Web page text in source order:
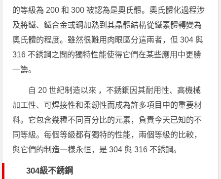
的等級為 200 和 300 被認為是奧氏體。奧氏體化過程涉
及將鐵、鐵合金或鋼加熱到其晶體結構從鐵素體轉變為
奧氏體的程度。雖然很難用肉眼區分這兩者，但 304 與
316 不銹鋼之間的獨特性能使得它們在某些應用中更勝
一籌。
自 20 世紀制造以來 ，不銹鋼因其耐用性、高機械
加工性、可焊接性和柔韌性而成為許多項目中的重要材
料。它包含幾種不同百分比的元素，負責今天已知的不
同等級。每個等級都有獨特的性能，兩個等級的比較，
與它們的制造一樣永恒，是 304 與 316 不銹鋼。
304級不銹鋼